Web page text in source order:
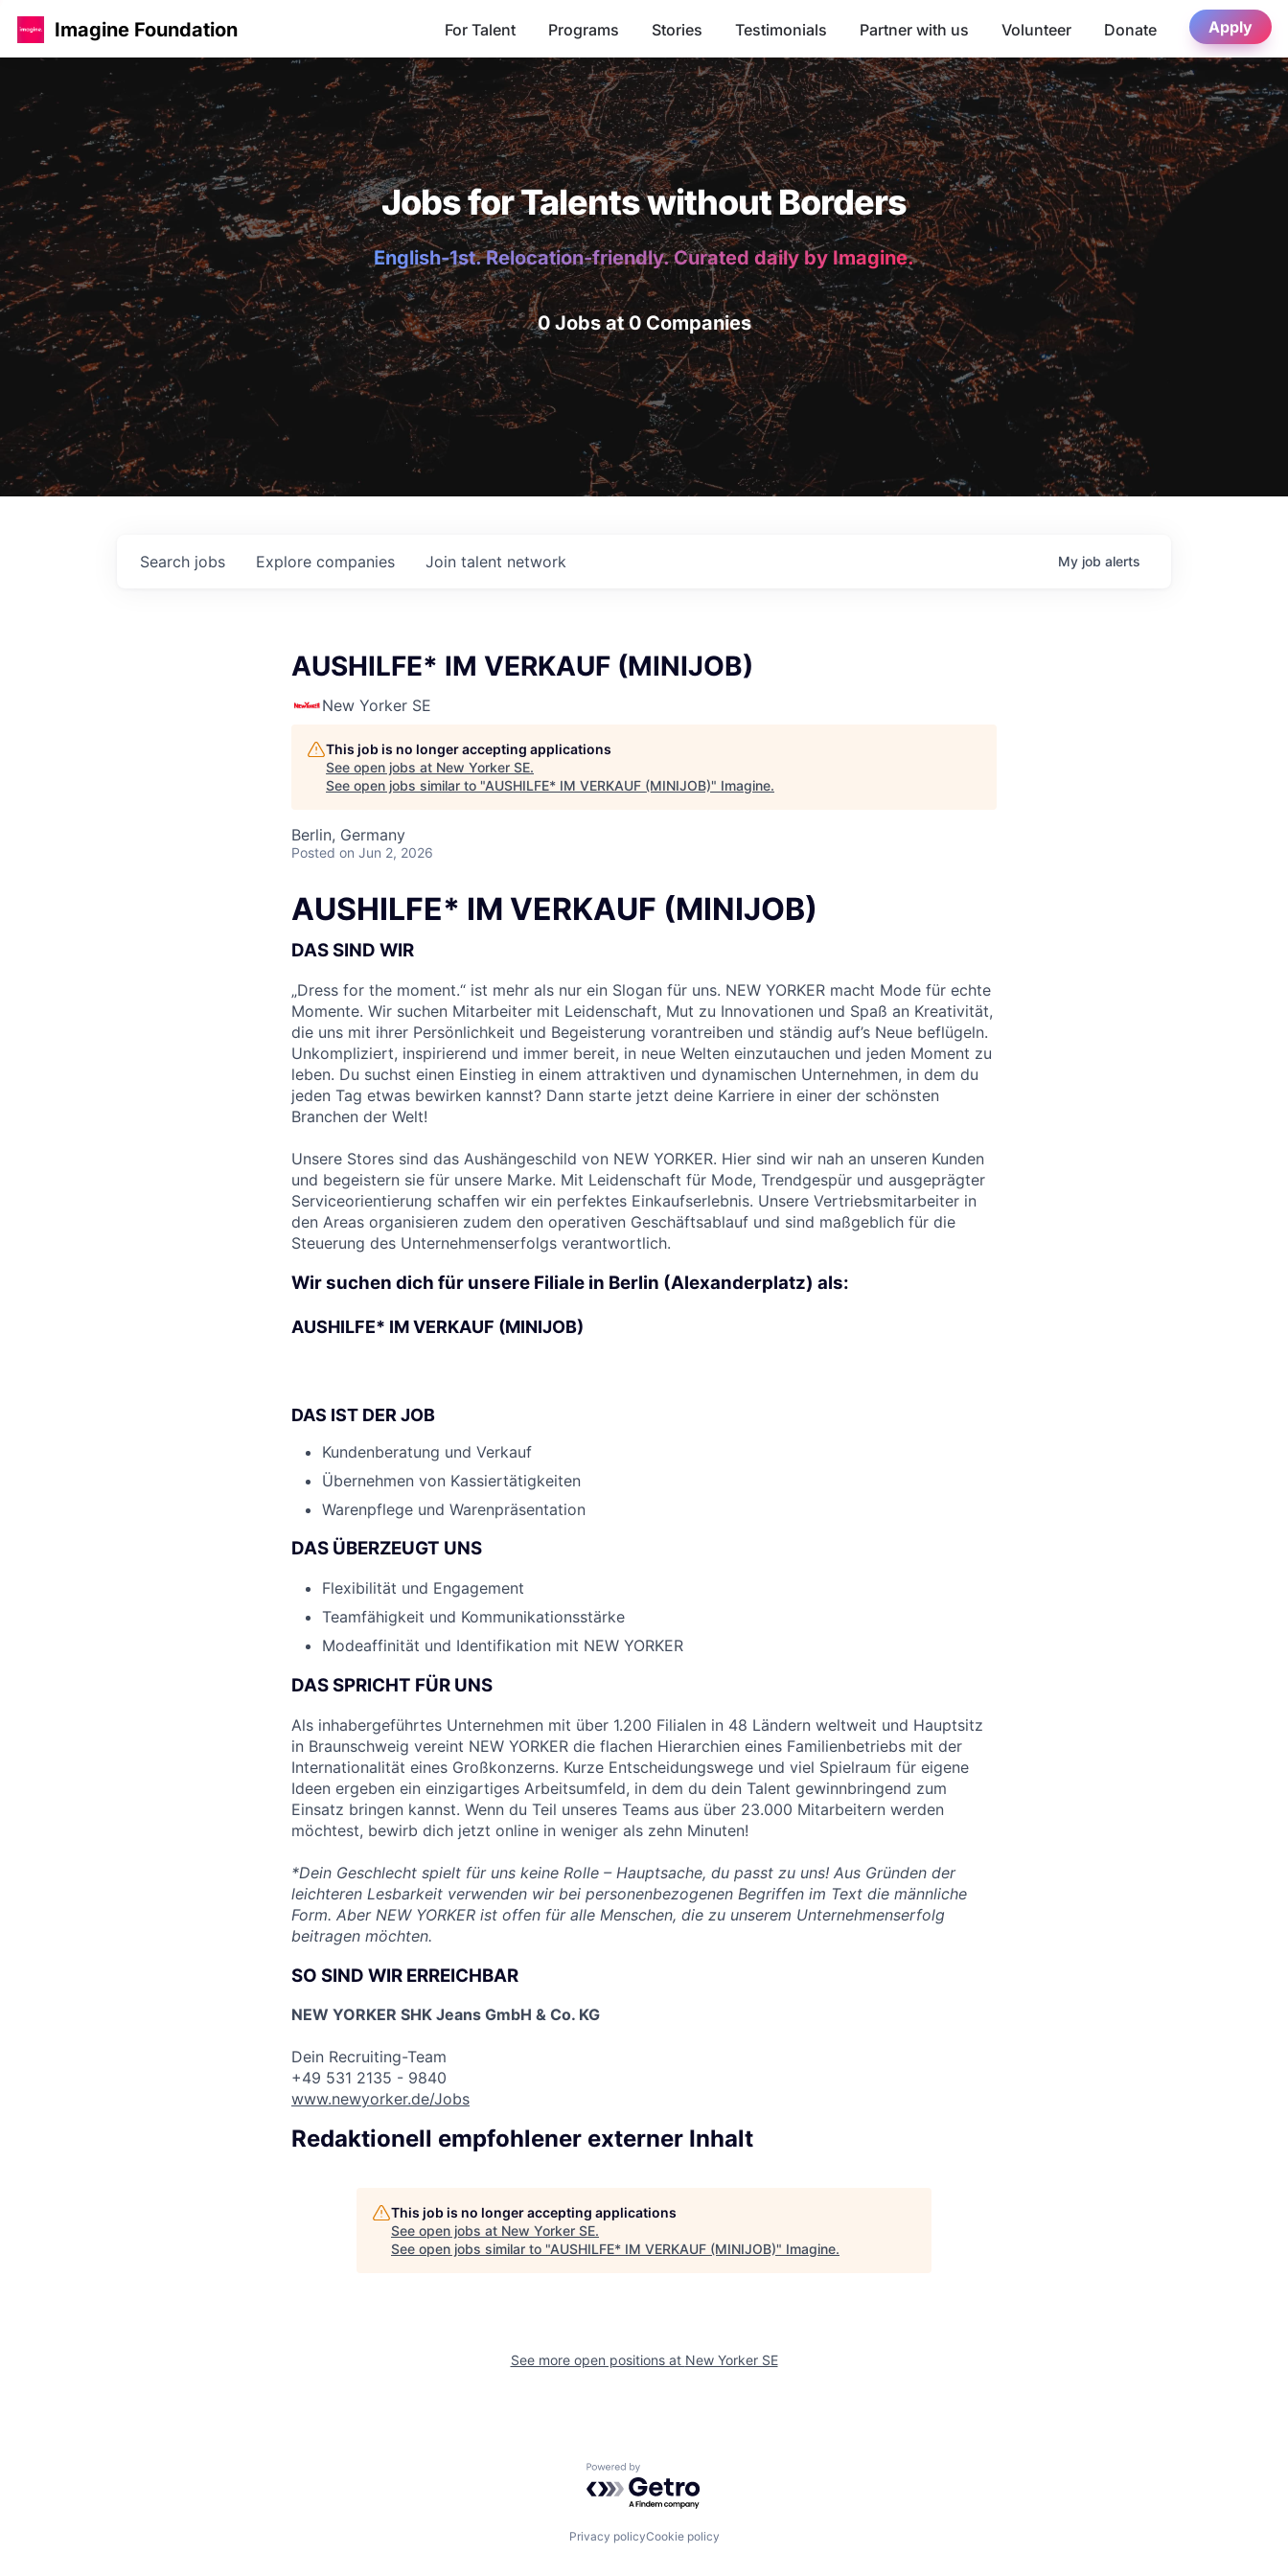
Imagine Foundation For Talent Programs Stories Testimonials Partner with us Volunteer Donate Apply
Jobs for Talents without Borders
English-1st. Relocation-friendly. Curated daily by Imagine.
0 Jobs at 0 Companies
Search jobs Explore companies Join talent network My job alerts
AUSHILFE* IM VERKAUF (MINIJOB)
New Yorker SE
This job is no longer accepting applications
See open jobs at New Yorker SE.
See open jobs similar to "AUSHILFE* IM VERKAUF (MINIJOB)" Imagine.
Berlin, Germany
Posted on Jun 2, 2026
AUSHILFE* IM VERKAUF (MINIJOB)
DAS SIND WIR
„Dress for the moment.“ ist mehr als nur ein Slogan für uns. NEW YORKER macht Mode für echte
Momente. Wir suchen Mitarbeiter mit Leidenschaft, Mut zu Innovationen und Spaß an Kreativität,
die uns mit ihrer Persönlichkeit und Begeisterung vorantreiben und ständig auf’s Neue beflügeln.
Unkompliziert, inspirierend und immer bereit, in neue Welten einzutauchen und jeden Moment zu
leben. Du suchst einen Einstieg in einem attraktiven und dynamischen Unternehmen, in dem du
jeden Tag etwas bewirken kannst? Dann starte jetzt deine Karriere in einer der schönsten
Branchen der Welt!
Unsere Stores sind das Aushängeschild von NEW YORKER. Hier sind wir nah an unseren Kunden
und begeistern sie für unsere Marke. Mit Leidenschaft für Mode, Trendgespür und ausgeprägter
Serviceorientierung schaffen wir ein perfektes Einkaufserlebnis. Unsere Vertriebsmitarbeiter in
den Areas organisieren zudem den operativen Geschäftsablauf und sind maßgeblich für die
Steuerung des Unternehmenserfolgs verantwortlich.
Wir suchen dich für unsere Filiale in Berlin (Alexanderplatz) als:
AUSHILFE* IM VERKAUF (MINIJOB)
DAS IST DER JOB
Kundenberatung und Verkauf
Übernehmen von Kassiertätigkeiten
Warenpflege und Warenpräsentation
DAS ÜBERZEUGT UNS
Flexibilität und Engagement
Teamfähigkeit und Kommunikationsstärke
Modeaffinität und Identifikation mit NEW YORKER
DAS SPRICHT FÜR UNS
Als inhabergeführtes Unternehmen mit über 1.200 Filialen in 48 Ländern weltweit und Hauptsitz
in Braunschweig vereint NEW YORKER die flachen Hierarchien eines Familienbetriebs mit der
Internationalität eines Großkonzerns. Kurze Entscheidungswege und viel Spielraum für eigene
Ideen ergeben ein einzigartiges Arbeitsumfeld, in dem du dein Talent gewinnbringend zum
Einsatz bringen kannst. Wenn du Teil unseres Teams aus über 23.000 Mitarbeitern werden
möchtest, bewirb dich jetzt online in weniger als zehn Minuten!
*Dein Geschlecht spielt für uns keine Rolle – Hauptsache, du passt zu uns! Aus Gründen der
leichteren Lesbarkeit verwenden wir bei personenbezogenen Begriffen im Text die männliche
Form. Aber NEW YORKER ist offen für alle Menschen, die zu unserem Unternehmenserfolg
beitragen möchten.
SO SIND WIR ERREICHBAR
NEW YORKER SHK Jeans GmbH & Co. KG
Dein Recruiting-Team
+49 531 2135 - 9840
www.newyorker.de/Jobs
Redaktionell empfohlener externer Inhalt
This job is no longer accepting applications
See open jobs at New Yorker SE.
See open jobs similar to "AUSHILFE* IM VERKAUF (MINIJOB)" Imagine.
See more open positions at New Yorker SE
Powered by Getro.com
Privacy policyCookie policy